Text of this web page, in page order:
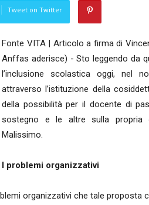
Tweet on Twitter
Fonte VITA | Articolo a firma di
Anffas aderisce) - Sto leggendo da
l’inclusione scolastica oggi, nel
attraverso l’istituzione della
della possibilità per il docente di
sostegno e le altre sulla propria
Malissimo.
I problemi organizzativi
organizzativi che tale proposta